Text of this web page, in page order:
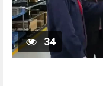
34